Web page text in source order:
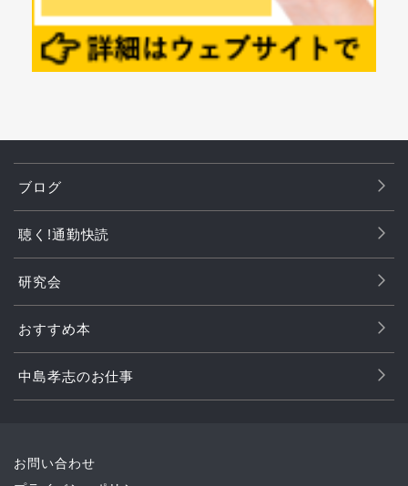
ブログ
聴く!通勤快読
研究会
おすすめ本
中島孝志のお仕事
お問い合わせ